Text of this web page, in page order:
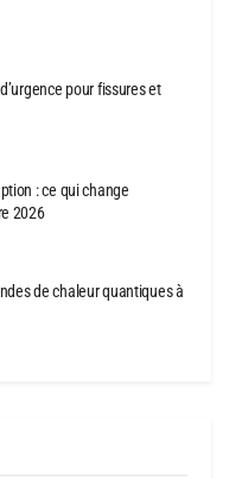
pour fissures et
: ce qui change
2026
de chaleur quantiques à